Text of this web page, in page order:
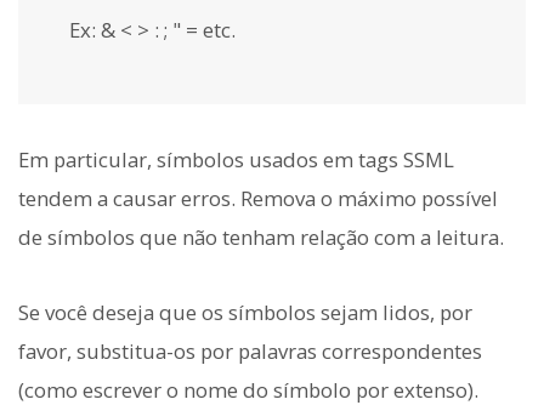
Ex: & < > : ; " = etc.
Em particular, símbolos usados em tags SSML
tendem a causar erros. Remova o máximo possível
de símbolos que não tenham relação com a leitura.
Se você deseja que os símbolos sejam lidos, por
favor, substitua-os por palavras correspondentes
(como escrever o nome do símbolo por extenso).